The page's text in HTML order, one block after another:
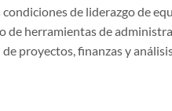
de liderazgo de
herramientas de
proyectos, finanzas y